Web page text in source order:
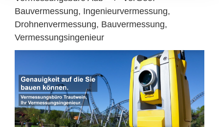
Bauvermessung, Ingenieurvermessung,
Drohnenvermessung, Bauvermessung,
Vermessungsingenieur